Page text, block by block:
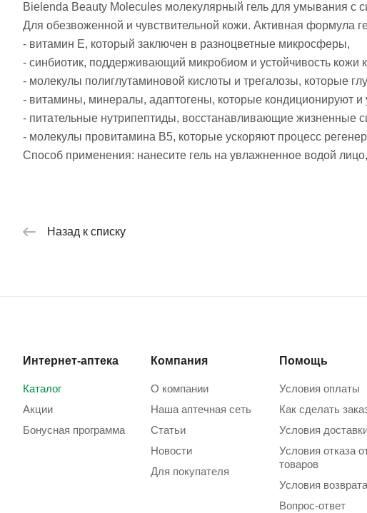
Bielenda Beauty Molecules молекулярный гель для умывания с
Для обезвоженной и чувствительной кожи. Активная формула
- витамин Е, который заключен в разноцветные микросферы,
- синбиотик, поддерживающий микробиом и устойчивость
- молекулы полиглутаминовой кислоты и трегалозы, которые
- витамины, минералы, адаптогены, которые кондиционируют и
- питательные нутрипептиды, восстанавливающие жизненные
- молекулы провитамина В5, которые ускоряют процесс
Способ применения: нанесите гель на увлажненное водой
Назад к списку
Интернет-аптека
Каталог
Акции
Бонусная программа
Компания
О компании
Наша аптечная сеть
Статьи
Новости
Для покупателя
Помощь
Условия оплаты
Как сделать
Условия
Условия отказа
товаров
Условия возврата
Вопрос-ответ